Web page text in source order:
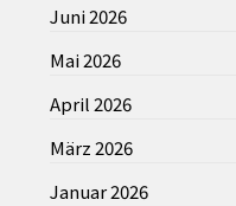
Juni 2026
Mai 2026
April 2026
März 2026
Januar 2026